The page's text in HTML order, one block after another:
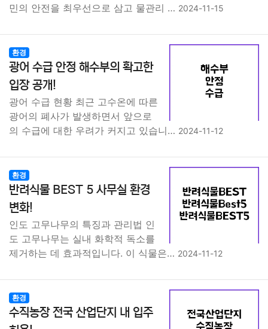
민의 안전을 최우선으로 삼고 물관리 … 2024-11-15
환경
광어 수급 안정 해수부의 확고한
입장 공개!
광어 수급 현황 최근 고수온에 따른
광어의 폐사가 발생하면서 앞으로
의 수급에 대한 우려가 커지고 있습니… 2024-11-12
환경
반려식물 BEST 5 사무실 환경
변화!
인도 고무나무의 특징과 관리법 인
도 고무나무는 실내 화학적 독소를
제거하는 데 효과적입니다. 이 식물은… 2024-11-12
환경
수직농장 전국 산업단지 내 입주